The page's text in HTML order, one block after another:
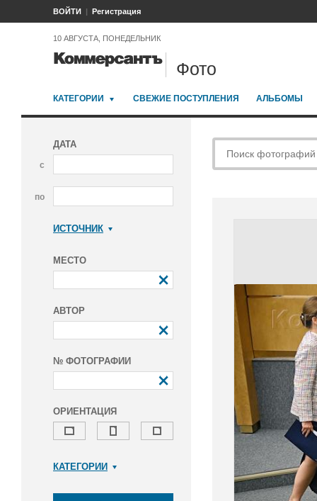
ВОЙТИ Регистрация
10 АВГУСТА, ПОНЕДЕЛЬНИК
Фото
КАТЕГОРИИ СВЕЖИЕ ПОСТУПЛЕНИЯ АЛЬБОМЫ
ДАТА
с
по
ИСТОЧНИК
МЕСТО
АВТОР
№ ФОТОГРАФИИ
ОРИЕНТАЦИЯ
КАТЕГОРИИ